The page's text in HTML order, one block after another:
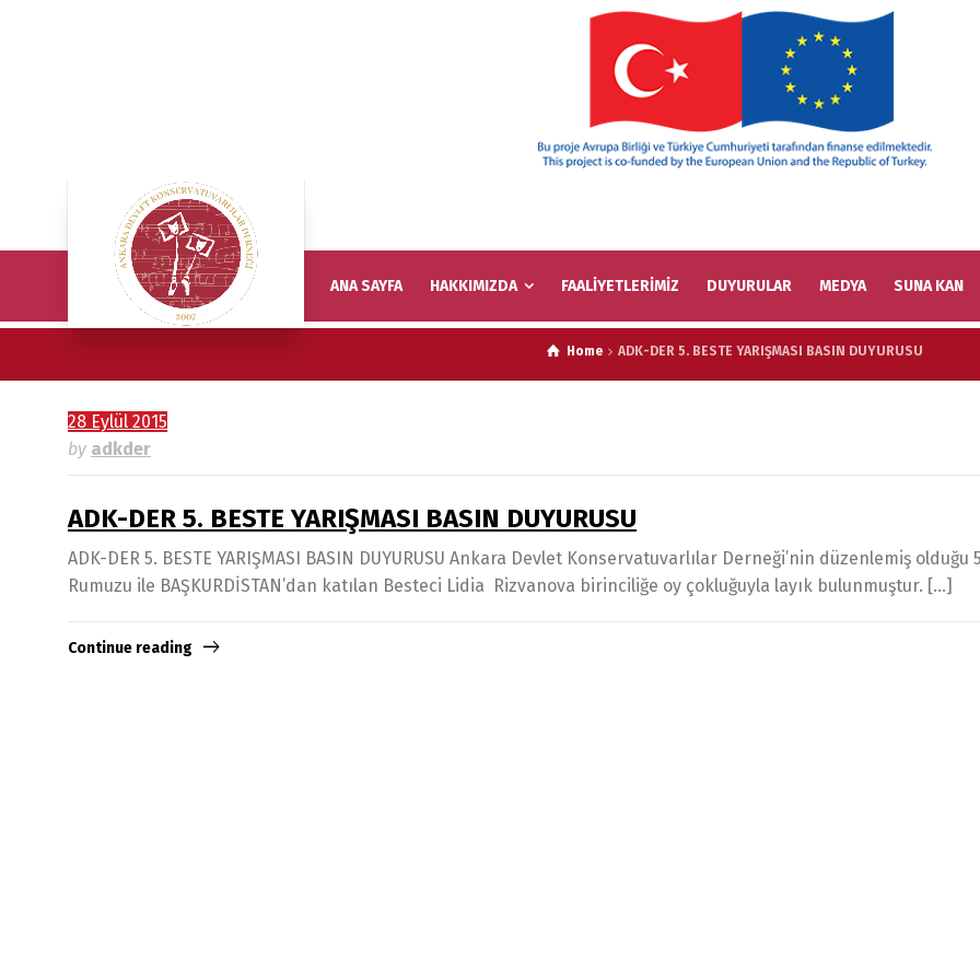
ANA SAYFA HAKKIMIZDA FAALİYETLERİMİZ DUYURULAR MEDYA SUNA KAN
Home ADK-DER 5. BESTE YARIŞMASI BASIN DUYURUSU
28 Eylül 2015
by adkder
ADK-DER 5. BESTE YARIŞMASI BASIN DUYURUSU
ADK-DER 5. BESTE YARIŞMASI BASIN DUYURUSU Ankara Devlet Konservatuvarlılar Derneği’nin düzenlemiş
Rumuzu ile BAŞKURDİSTAN’dan katılan Besteci Lidia Rizvanova birinciliğe oy çokluğuyla layık bulunmuştur. […]
Continue reading